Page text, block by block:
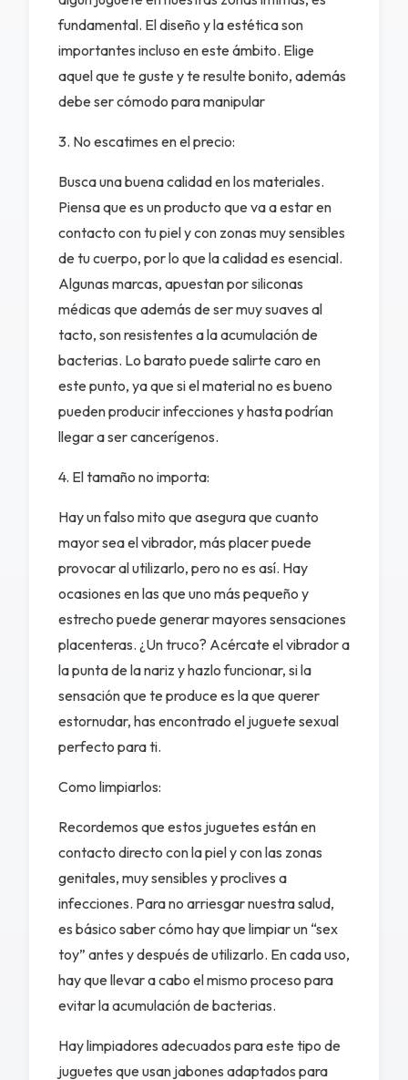
fundamental. El diseño y la estética son
importantes incluso en este ámbito. Elige
aquel que te guste y te resulte bonito, además
debe ser cómodo para manipular
3. No escatimes en el precio:
Busca una buena calidad en los materiales.
Piensa que es un producto que va a estar en
contacto con tu piel y con zonas muy sensibles
de tu cuerpo, por lo que la calidad es esencial.
Algunas marcas, apuestan por siliconas
médicas que además de ser muy suaves al
tacto, son resistentes a la acumulación de
bacterias. Lo barato puede salirte caro en
este punto, ya que si el material no es bueno
pueden producir infecciones y hasta podrían
llegar a ser cancerígenos.
4. El tamaño no importa:
Hay un falso mito que asegura que cuanto
mayor sea el vibrador, más placer puede
provocar al utilizarlo, pero no es así. Hay
ocasiones en las que uno más pequeño y
estrecho puede generar mayores sensaciones
placenteras. ¿Un truco? Acércate el vibrador a
la punta de la nariz y hazlo funcionar, si la
sensación que te produce es la que querer
estornudar, has encontrado el juguete sexual
perfecto para ti.
Como limpiarlos:
Recordemos que estos juguetes están en
contacto directo con la piel y con las zonas
genitales, muy sensibles y proclives a
infecciones. Para no arriesgar nuestra salud,
es básico saber cómo hay que limpiar un “sex
toy” antes y después de utilizarlo. En cada uso,
hay que llevar a cabo el mismo proceso para
evitar la acumulación de bacterias.
Hay limpiadores adecuados para este tipo de
juguetes que usan jabones adaptados para